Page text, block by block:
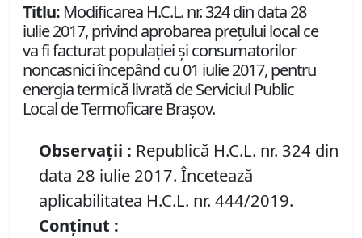
Titlu: Modificarea H.C.L. nr. 324 din data 28
iulie 2017, privind aprobarea preţului local ce
va fi facturat populaţiei şi consumatorilor
noncasnici începând cu 01 iulie 2017, pentru
energia termică livrată de Serviciul Public
Local de Termoficare Braşov.
Observații : Republică H.C.L. nr. 324 din
data 28 iulie 2017. Încetează
aplicabilitatea H.C.L. nr. 444/2019.
Conținut :